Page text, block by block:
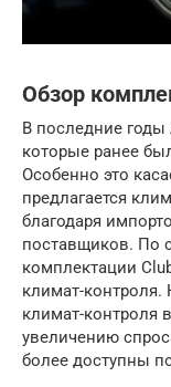
Обзор
В последние годы
которые ранее
Особенно это
предлагается
благодаря
поставщиков. По
комплектации
климат-
климат-контроля
увеличению
более доступны